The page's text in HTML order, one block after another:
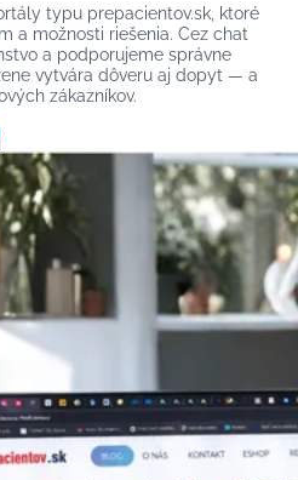
typu prepacientov.sk, ktoré
a možnosti riešenia. Cez chat
a podporujeme správne
vytvára dôveru aj dopyt — a
zákazníkov.